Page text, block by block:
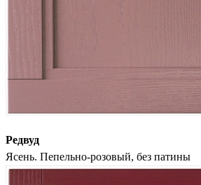
Редвуд
Ясень. Пепельно-розовый, без патины